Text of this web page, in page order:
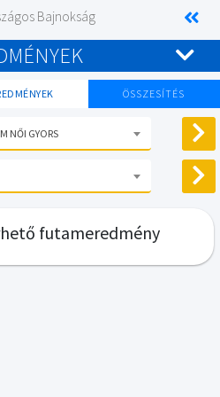
Bajnokság
ÖSSZESÍTÉS
NŐI GYORS
futameredmény